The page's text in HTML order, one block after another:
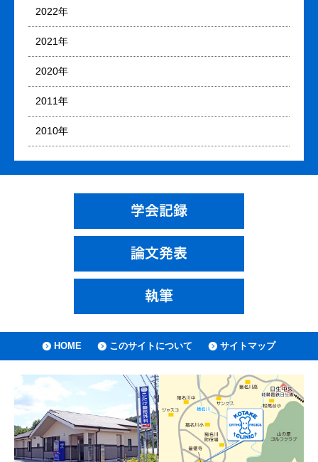
2022年
2021年
2020年
2011年
2010年
HOME このサイトについて サイトマップ